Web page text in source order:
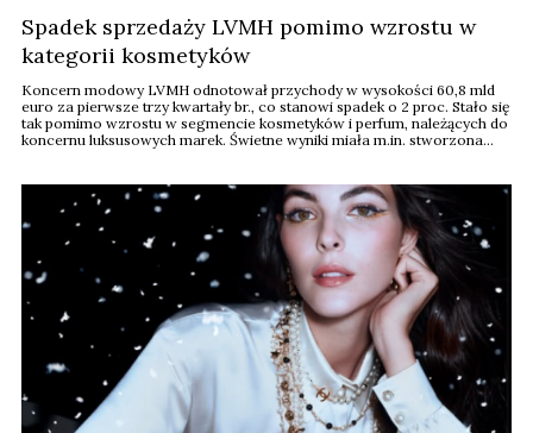
Spadek sprzedaży LVMH pomimo wzrostu w
kategorii kosmetyków
Koncern modowy LVMH odnotował przychody w wysokości 60,8 mld
euro za pierwsze trzy kwartały br., co stanowi spadek o 2 proc. Stało się
tak pomimo wzrostu w segmencie kosmetyków i perfum, należących do
koncernu luksusowych marek. Świetne wyniki miała m.in. stworzona